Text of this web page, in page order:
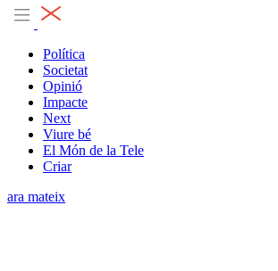
Política
Societat
Opinió
Impacte
Next
Viure bé
El Món de la Tele
Criar
ara mateix